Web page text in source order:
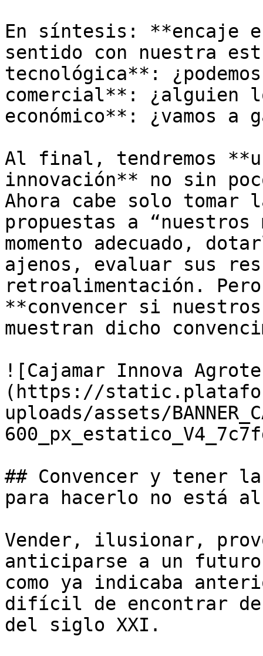
En síntesis: **encaje
sentido con nuestra
tecnológica**:
comercial**: ¿alguien
económico**: ¿vamos a
Al final, tendremos
innovación** no sin
Ahora cabe solo
propuestas a “nuestros
momento adecuado,
ajenos, evaluar sus
retroalimentación.
**convencer si
muestran dicho
![Cajamar Innova
(https://
uploads/assets/
## Convencer y tener
para hacerlo no está
Vender, ilusionar,
anticiparse a un futuro
como ya indicaba
difícil de encontrar
del siglo XXI.